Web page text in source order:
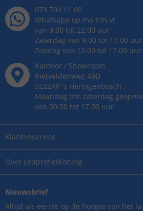
Over LedprofielKoning
Klantenservice
073 704 11 00
Whatsapp op ma t/m vr
van 9.00 tot 22.00 uur
Zaterdag van 9.00 tot 17.00 uur
Zondag van 12.00 tot 17.00 uur
Kantoor / Showroom
Rietveldenweg 49D
5222AP 's Hertogenbosch
Maandag t/m zaterdag
van 09.00 tot 17.00 uur
Nieuwsbrief
Altijd als eerste op de hoogte van het